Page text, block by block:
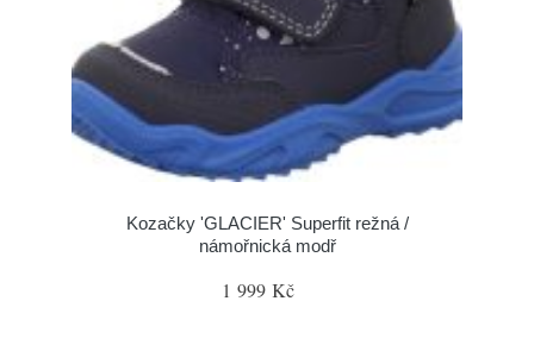
Kozačky 'GLACIER' Superfit režná /
námořnická modř
1 999 Kč